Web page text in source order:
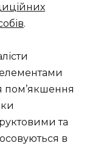
.
пом’якшення
та
в